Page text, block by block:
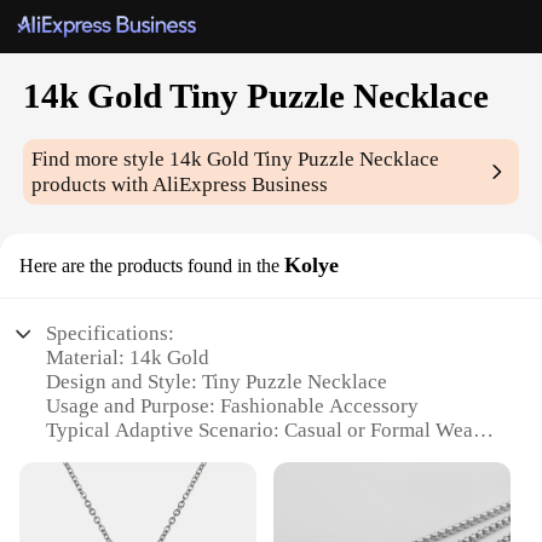
14k Gold Tiny Puzzle Necklace
Find more style 14k Gold Tiny Puzzle Necklace
products with AliExpress Business
Here are the products found in the Kolye
Specifications:
Material: 14k Gold
Design and Style: Tiny Puzzle Necklace
Usage and Purpose: Fashionable Accessory
Typical Adaptive Scenario: Casual or Formal Wear
Performance and Property: Durable and
Hypoallergenic